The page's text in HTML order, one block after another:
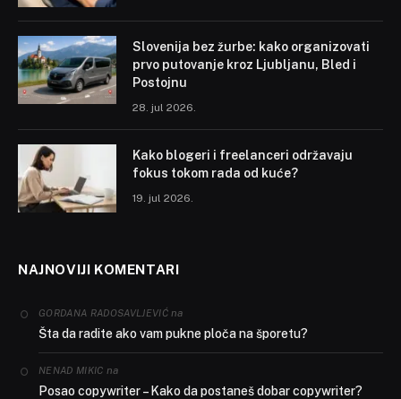
Slovenija bez žurbe: kako organizovati
prvo putovanje kroz Ljubljanu, Bled i
Postojnu
28. jul 2026.
Kako blogeri i freelanceri održavaju
fokus tokom rada od kuće?
19. jul 2026.
NAJNOVIJI KOMENTARI
GORDANA RADOSAVLJEVIĆna
Šta da radite ako vam pukne ploča na šporetu?
NENAD MIKIC na
Posao copywriter – Kako da postaneš dobar copywriter?